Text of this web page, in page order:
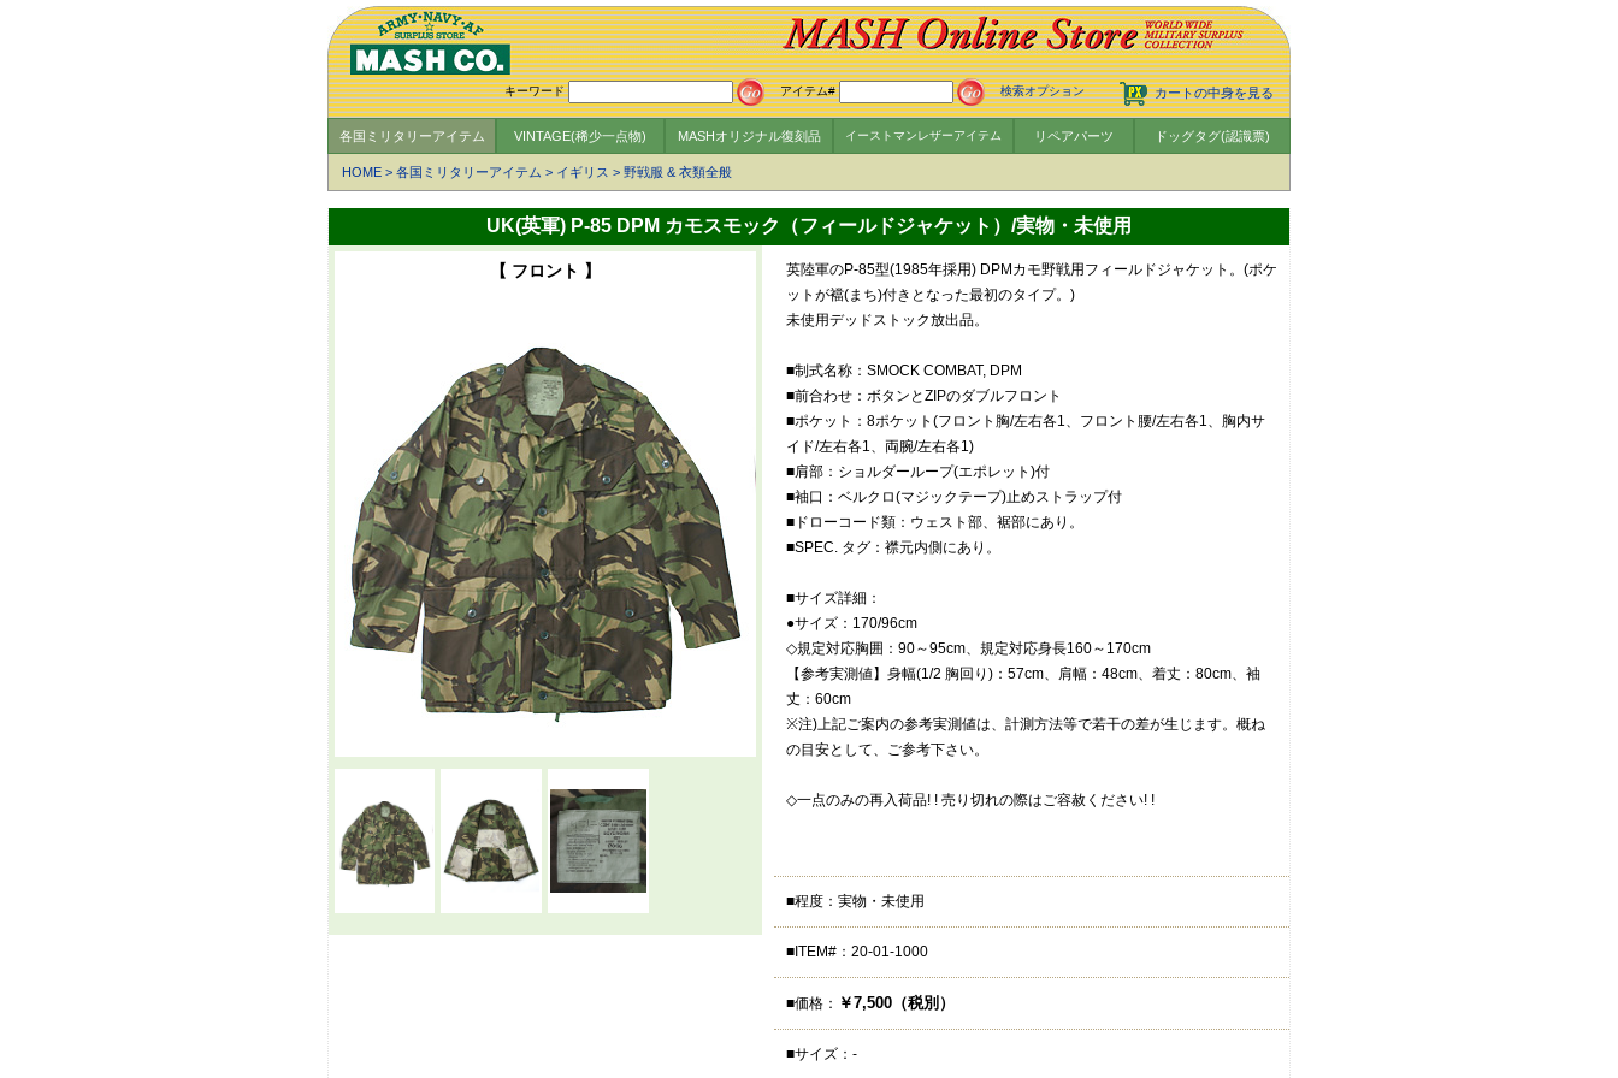
カートの中身を見る
キーワード アイテム# 検索オプション
各国ミリタリーアイテム VINTAGE(稀少一点物) MASHオリジナル復刻品 イーストマンレザーアイテム リペアパーツ ドッグタグ(認識票)
HOME > 各国ミリタリーアイテム > イギリス > 野戦服 & 衣類全般
UK(英軍) P-85 DPM カモスモック（フィールドジャケット）/実物・未使用
【 フロント 】
英陸軍のP-85型(1985年採用) DPMカモ野戦用フィールドジャケット。(ポケ
ットが襠(まち)付きとなった最初のタイプ。)
未使用デッドストック放出品。
■制式名称：SMOCK COMBAT, DPM
■前合わせ：ボタンとZIPのダブルフロント
■ポケット：8ポケット(フロント胸/左右各1、フロント腰/左右各1、胸内サ
イド/左右各1、両腕/左右各1)
■肩部：ショルダーループ(エポレット)付
■袖口：ベルクロ(マジックテープ)止めストラップ付
■ドローコード類：ウェスト部、裾部にあり。
■SPEC. タグ：襟元内側にあり。
■サイズ詳細：
●サイズ：170/96cm
◇規定対応胸囲：90～95cm、規定対応身長160～170cm
【参考実測値】身幅(1/2 胸回り)：57cm、肩幅：48cm、着丈：80cm、袖
丈：60cm
※注)上記ご案内の参考実測値は、計測方法等で若干の差が生じます。概ね
の目安として、ご参考下さい。
◇一点のみの再入荷品! ! 売り切れの際はご容赦ください! !
■程度：実物・未使用
■ITEM#：20-01-1000
■価格： ￥7,500（税別）
■サイズ：-